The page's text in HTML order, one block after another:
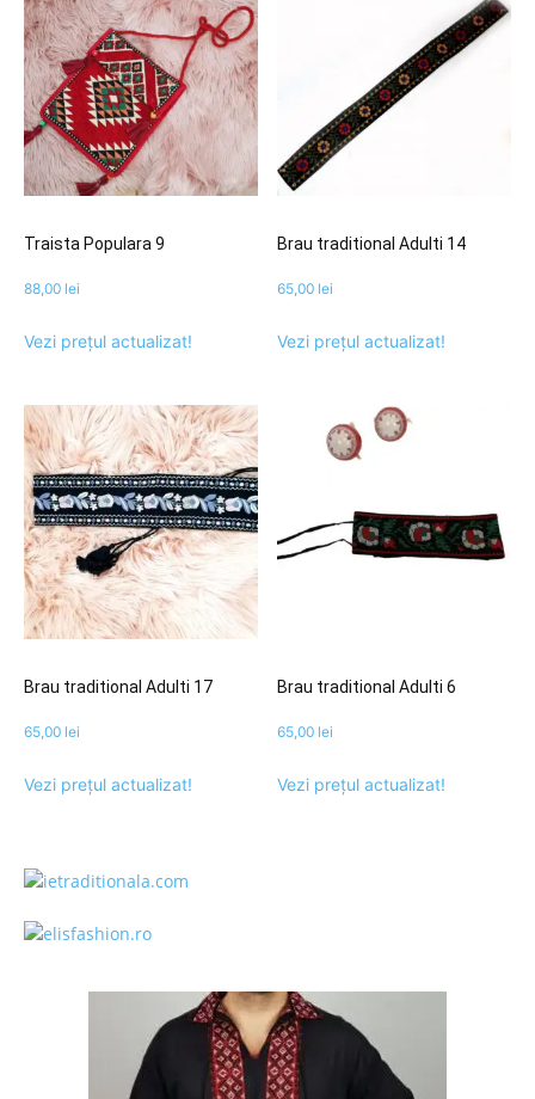
Traista Populara 9
88,00 lei
Vezi prețul actualizat!
Brau traditional Adulti 14
65,00 lei
Vezi prețul actualizat!
Brau traditional Adulti 17
65,00 lei
Vezi prețul actualizat!
Brau traditional Adulti 6
65,00 lei
Vezi prețul actualizat!